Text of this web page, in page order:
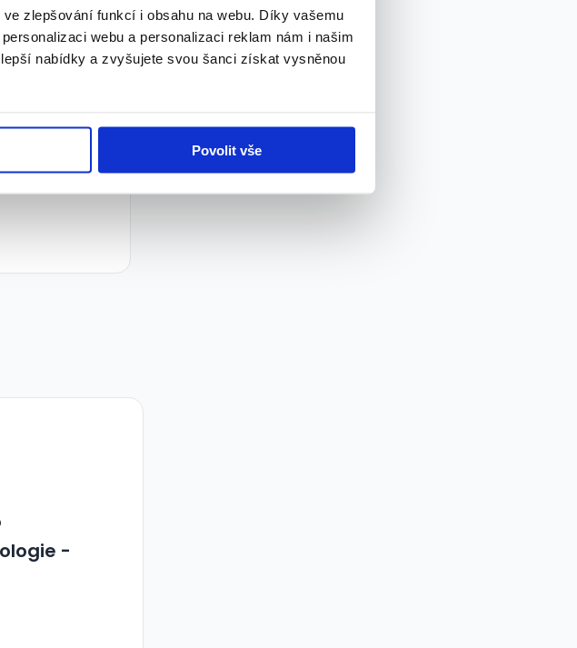
zlepšování funkcí i obsahu na webu. Díky vašemu
webu a personalizaci reklam nám i našim
nabídky a zvyšujete svou šanci získat vysněnou
Povolit vše
-